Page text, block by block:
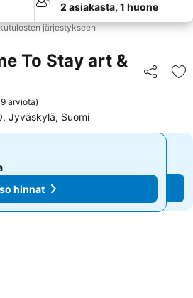
2 asiakasta, 1 huone
järjestykseen
To Stay art &
Jaa
arviota)
Jyväskylä, Suomi
hinnat
hinnat